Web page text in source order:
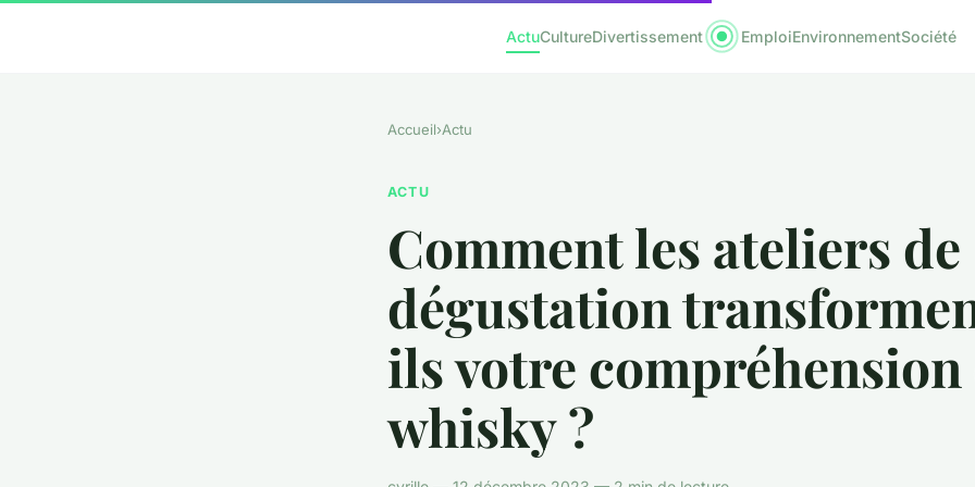
ActuCultureDivertissement EmploiEnvironnementSociété
Accueil›Actu
ACTU
Comment les ateliers de
dégustation
ils votre compréhension
whisky ?